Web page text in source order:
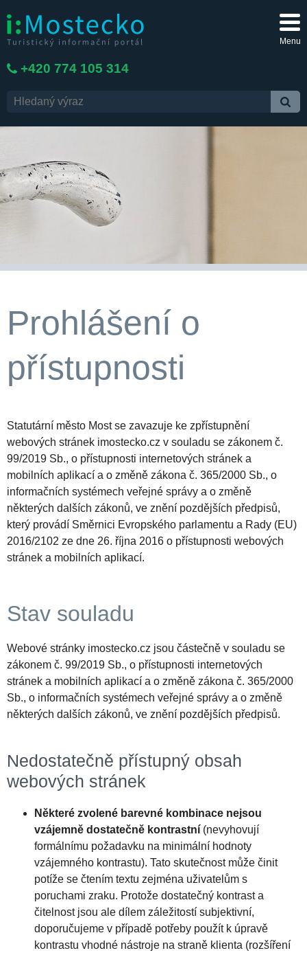
Menu
+420 774 105 314
Prohlášení o
přístupnosti
Statutární město Most se zavazuje ke zpřístupnění
webových stránek imostecko.cz v souladu se zákonem č.
99/2019 Sb., o přístupnosti internetových stránek a
mobilních aplikací a o změně zákona č. 365/2000 Sb., o
informačních systémech veřejné správy a o změně
některých dalších zákonů, ve znění pozdějších předpisů,
který provádí Směrnici Evropského parlamentu a Rady (EU)
2016/2102 ze dne 26. října 2016 o přístupnosti webových
stránek a mobilních aplikací.
Stav souladu
Webové stránky imostecko.cz jsou částečně v souladu se
zákonem č. 99/2019 Sb., o přístupnosti internetových
stránek a mobilních aplikací a o změně zákona č. 365/2000
Sb., o informačních systémech veřejné správy a o změně
některých dalších zákonů, ve znění pozdějších předpisů.
Nedostatečně přístupný obsah
webových stránek
Některé zvolené barevné kombinace nejsou
vzájemně dostatečně kontrastní (nevyhovují
formálnímu požadavku na minimální hodnoty
vzájemného kontrastu). Tato skutečnost může činit
potíže se čtením textu zejména uživatelům s
poruchami zraku. Protože dostatečný kontrast a
čitelnost jsou ale dílem záležitostí subjektivní,
doporučujeme v případě potřeby použít k úpravě
kontrastu vhodné nástroje na straně klienta (rozšíření